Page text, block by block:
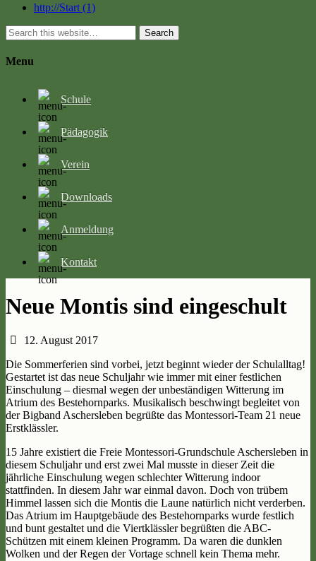
http://Start (1)
Search
Menu
Schule
Pädagogik
Verein
Downloads
Anmeldung
Kontakt
Neue Montis sind eingeschult
12. August 2017
Die Sommerferien sind vorbei, jetzt beginnt wieder der Schulalltag!
Gestartet ist das neue Schuljahr wie immer mit einer festlichen
Einschulung – diesmal wegen der unbeständigen Witterung im
Atrium des Bestehornparks. Musikalisch beschwingt begleitet von
der Bigband Aschersleben begrüßte das Montessori-Team 21 neue
Erstklässler.
15 Jahre existiert die Freie Montessori-Grundschule Aschersleben in
diesem Schuljahr und erst zwei Mal musste in dieser Zeit die
jährliche Einschulung wegen schlechter Witterung indoor
stattfinden. In diesem Jahr war einmal davon. Doch von trübem
Himmel lassen sich die Montis die Laune natürlich nicht verderben.
Das Atrium im Hauptgebäude des Bestehornparks wurde festlich
und bunt gestaltet und die Viertklässler begrüßten die ABC-
Schützen mit einem kleinen Programm. Da waren die dunklen
Wolken und der Regen der Vortage schnell kein Thema mehr.